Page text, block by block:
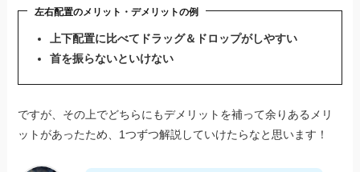
左右配置のメリット・デメリットの例
上下配置に比べてドラッグ＆ドロップがしやすい
首を振らないといけない
ですが、その上でどちらにもデメリットを補って余りあるメリ
ットがあったため、1つずつ解説していけたらなと思います！